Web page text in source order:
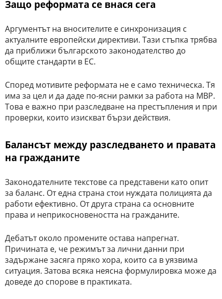
Защо реформата се внася сега
Аргументът на вносителите е синхронизация с
актуалните европейски директиви. Тази стъпка трябва
да приближи българското законодателство до
общите стандарти в ЕС.
Според мотивите реформата не е само техническа. Тя
има за цел и да даде по-ясни рамки за работа на МВР.
Това е важно при разследване на престъпления и при
проверки, които изискват бързи действия.
Балансът между разследването и правата
на гражданите
Законодателните текстове са представени като опит
за баланс. От една страна стои нуждата полицията да
работи ефективно. От друга страна са основните
права и неприкосновеността на гражданите.
Дебатът около промените остава напрегнат.
Причината е, че режимът за лични данни при
задържане засяга пряко хора, които са в уязвима
ситуация. Затова всяка неясна формулировка може да
доведе до спорове в практиката.